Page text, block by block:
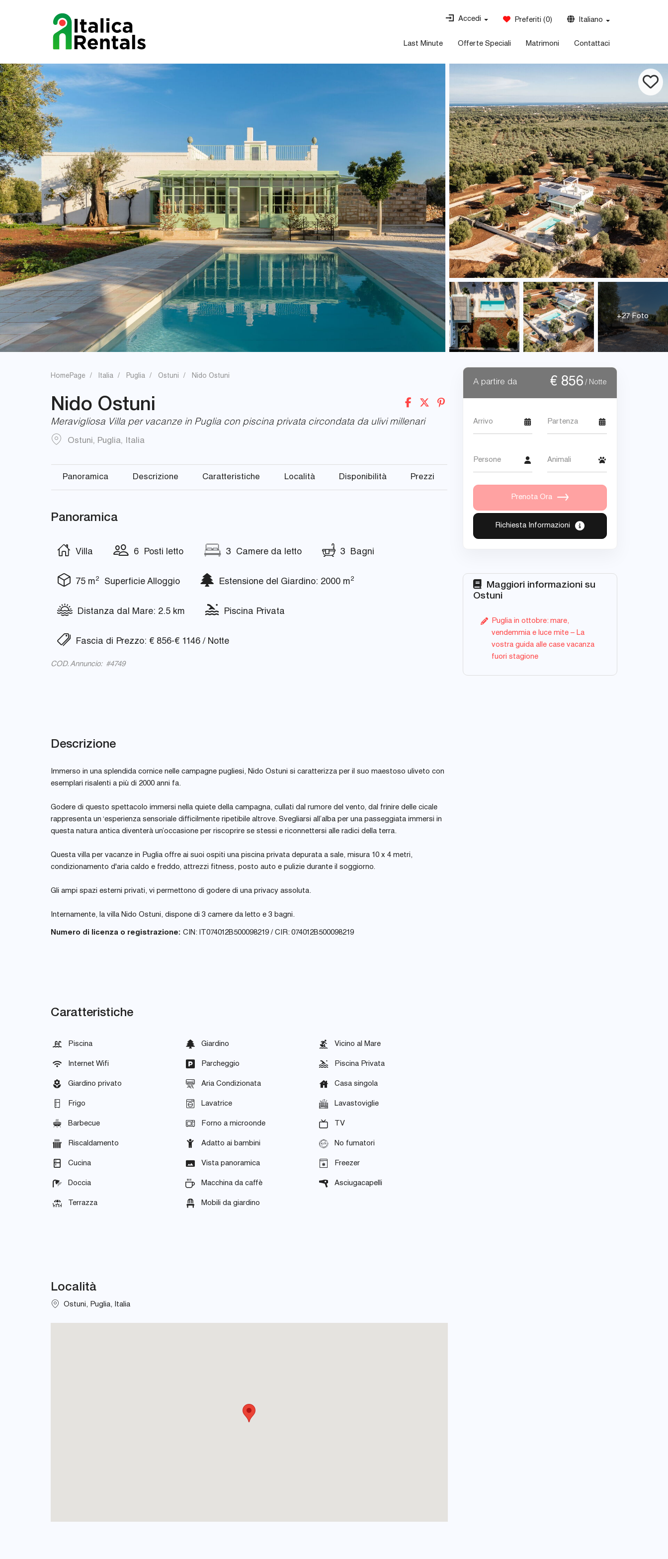
Accedi Preferiti (0) Italiano
Last Minute Offerte Speciali Matrimoni Contattaci
+27 Foto
HomePage Italia Puglia Ostuni Nido Ostuni
Nido Ostuni
Meravigliosa Villa per vacanze in Puglia con piscina privata circondata da ulivi millenari
Ostuni, Puglia, Italia
Panoramica Descrizione Caratteristiche Località Disponibilità Prezzi
Panoramica
Villa 6 Posti letto 3 Camere da letto 3 Bagni
75 m2 Superficie Alloggio Estensione del Giardino: 2000 m2
Distanza dal Mare: 2.5 km Piscina Privata
Fascia di Prezzo: € 856-€ 1146 / Notte
COD. Annuncio: #4749
Descrizione
Immerso in una splendida cornice nelle campagne pugliesi, Nido Ostuni si caratterizza per il suo maestoso uliveto con
esemplari risalenti a più di 2000 anni fa.
Godere di questo spettacolo immersi nella quiete della campagna, cullati dal rumore del vento, dal frinire delle cicale
rappresenta un ‘esperienza sensoriale difficilmente ripetibile altrove. Svegliarsi all’alba per una passeggiata immersi in
questa natura antica diventerà un’occasione per riscoprire se stessi e riconnettersi alle radici della terra.
Questa villa per vacanze in Puglia offre ai suoi ospiti una piscina privata depurata a sale, misura 10 x 4 metri,
condizionamento d'aria caldo e freddo, attrezzi fitness, posto auto e pulizie durante il soggiorno.
Gli ampi spazi esterni privati, vi permettono di godere di una privacy assoluta.
Internamente, la villa Nido Ostuni, dispone di 3 camere da letto e 3 bagni.
Numero di licenza o registrazione: CIN: IT074012B500098219 / CIR: 074012B500098219
Caratteristiche
Piscina Giardino Vicino al Mare
Internet Wifi Parcheggio Piscina Privata
Giardino privato Aria Condizionata Casa singola
Frigo Lavatrice Lavastoviglie
Barbecue Forno a microonde TV
Riscaldamento Adatto ai bambini No fumatori
Cucina Vista panoramica Freezer
Doccia Macchina da caffè Asciugacapelli
Terrazza Mobili da giardino
Località
Ostuni, Puglia, Italia
A partire da € 856 / Notte
Arrivo Partenza
Persone Animali
Prenota Ora
Richiesta Informazioni
Maggiori informazioni su
Ostuni
Puglia in ottobre: mare,
vendemmia e luce mite – La
vostra guida alle case vacanza
fuori stagione